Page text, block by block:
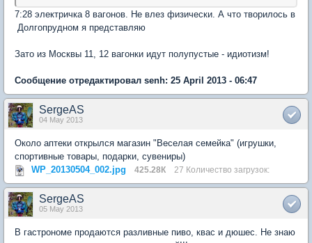
7:28 электричка 8 вагонов. Не влез физически. А что творилось в
Долгопрудном я представляю
Зато из Москвы 11, 12 вагонки идут полупустые - идиотизм!
Сообщение отредактировал senh: 25 April 2013 - 06:47
SergeAS
04 May 2013
Около аптеки открылся магазин "Веселая семейка" (игрушки,
спортивные товары, подарки, сувениры)
WP_20130504_002.jpg
425.28К 27 Количество загрузок:
SergeAS
05 May 2013
В гастрономе продаются разливные пиво, квас и дюшес. Не знаю